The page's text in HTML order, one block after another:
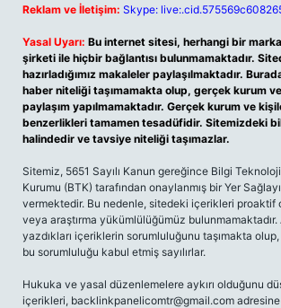
Reklam ve İletişim: Skype:
Yasal Uyarı: Bu internet sitesi, herhangi bir
şirketi ile hiçbir bağlantısı bulunmamaktadır.
hazırladığımız makaleler paylaşılmaktadır.
haber niteliği taşımamakta olup, gerçek kurum
paylaşım yapılmamaktadır. Gerçek kurum ve
benzerlikleri tamamen tesadüfidir. Sitemizdeki
halindedir ve tavsiye niteliği taşımazlar.
Sitemiz, 5651 Sayılı Kanun gereğince Bilgi
Kurumu (BTK) tarafından onaylanmış bir Yer
vermektedir. Bu nedenle, sitedeki içerikleri proaktif
veya araştırma yükümlülüğümüz
yazdıkları içeriklerin sorumluluğunu taşımakta
bu sorumluluğu kabul etmiş sayılırlar.
Hukuka ve yasal düzenlemelere aykırı olduğunu
içerikleri, backlinkpanelicomtr@gmail.com